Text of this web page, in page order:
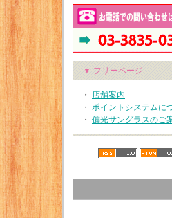
▼ フリーページ
・ 店舗案内
・ ポイントシステムに
・ 偏光サングラスのご